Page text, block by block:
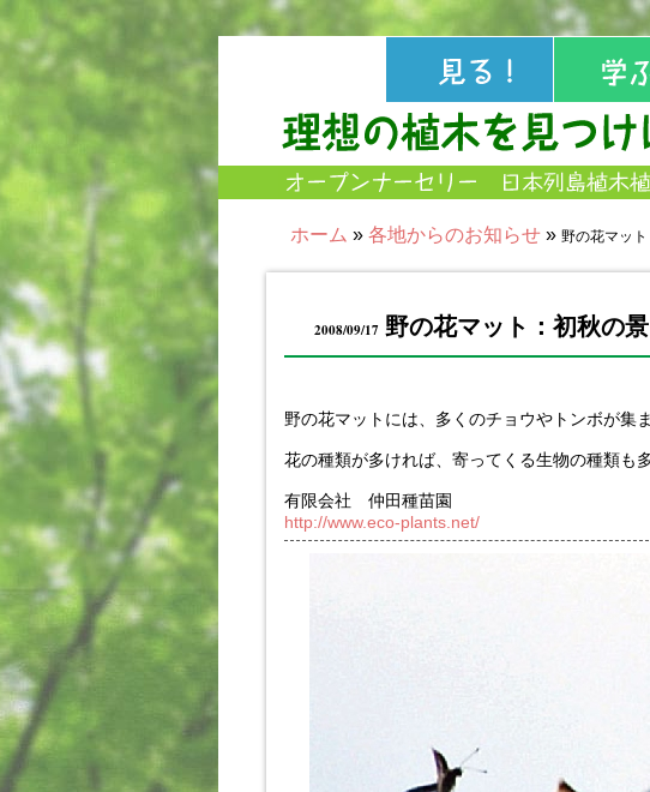
ホーム » 各地からのお知らせ » 野の花マッ
2008/09/17 野の花マット：初秋の景
野の花マットには、多くのチョウやトンボが集
花の種類が多ければ、寄ってくる生物の種類も
有限会社 仲田種苗園
http://www.eco-plants.net/